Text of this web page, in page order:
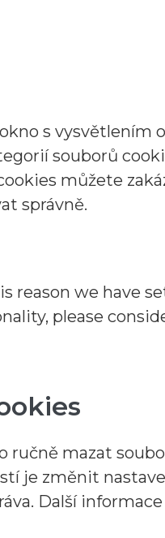
s vysvětlením
souborů
můžete
správně.
reason we have
please
mazat
je změnit
Další